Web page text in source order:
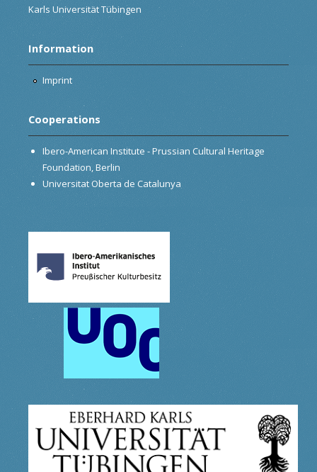
Karls Universität Tübingen
Information
Imprint
Cooperations
Ibero-American Institute - Prussian Cultural Heritage
Foundation, Berlin
Universitat Oberta de Catalunya